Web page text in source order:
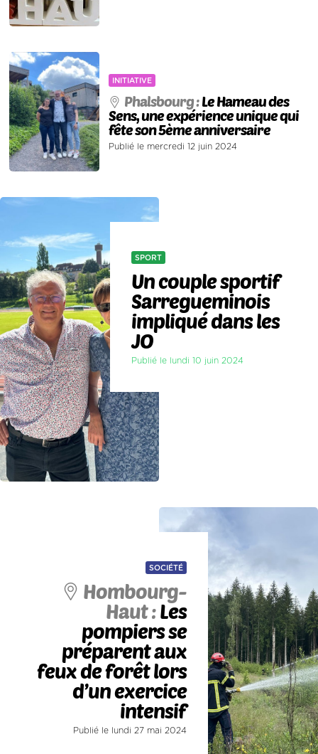
INITIATIVE
Phalsbourg :Le Hameau des
Sens, une expérience unique qui
fête son 5ème anniversaire
Publié le mercredi 12 juin 2024
SPORT
Un couple sportif
Sarregueminois
impliqué dans les
JO
Publié le lundi 10 juin 2024
SOCIÉTÉ
Hombourg-
Haut :Les
pompiers se
préparent aux
feux de forêt lors
d’un exercice
intensif
Publié le lundi 27 mai 2024